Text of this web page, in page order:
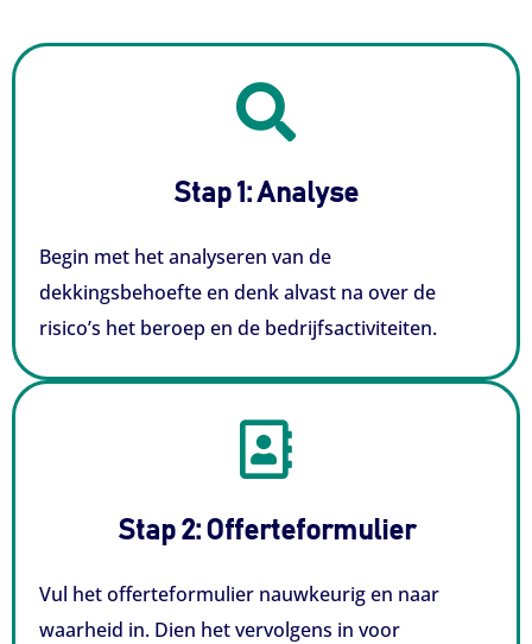
Stap 1: Analyse
Begin met het analyseren van de
dekkingsbehoefte en denk alvast na over de
risico’s het beroep en de bedrijfsactiviteiten.
Stap 2: Offerteformulier​
Vul het offerteformulier nauwkeurig en naar
waarheid in. Dien het vervolgens in voor